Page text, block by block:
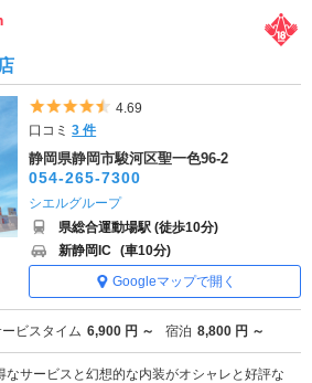
5つ星のうち4.5
4.69
口コミ3 件
静岡県静岡市駿河区聖一色96-2
054-265-7300
シエルグループ
県総合運動場駅 (徒歩10分)
新静岡IC (車10分)
Googleマップで開く
ビスタイム 6,900 円 ～ 宿泊 8,800 円 ～
なサービスと幻想的な内装がオシャレと好評な